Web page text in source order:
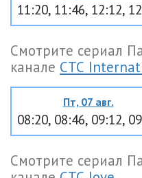
11:20, 11:46, 12:12,
Смотрите сериал
канале СТС
Пт, 07 авг.
08:20, 08:46, 09:12,
Смотрите сериал